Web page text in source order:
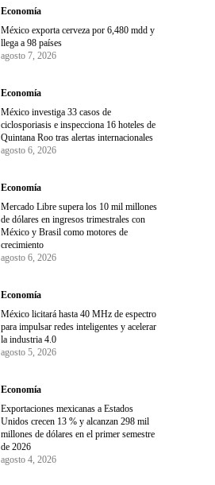
Economía
México exporta cerveza por 6,480 mdd y
llega a 98 países
agosto 7, 2026
Economía
México investiga 33 casos de
ciclosporiasis e inspecciona 16 hoteles de
Quintana Roo tras alertas internacionales
agosto 6, 2026
Economía
Mercado Libre supera los 10 mil millones
de dólares en ingresos trimestrales con
México y Brasil como motores de
crecimiento
agosto 6, 2026
Economía
México licitará hasta 40 MHz de espectro
para impulsar redes inteligentes y acelerar
la industria 4.0
agosto 5, 2026
Economía
Exportaciones mexicanas a Estados
Unidos crecen 13 % y alcanzan 298 mil
millones de dólares en el primer semestre
de 2026
agosto 4, 2026